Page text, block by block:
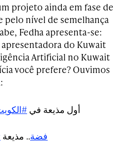
projeto ainda em fase de
pelo nível de semelhança
Fedha apresenta-se:
apresentadora do Kuwait
Artificial no Kuwait
você prefere? Ouvimos
أول مذيعة في
#فضة.. مذيعة